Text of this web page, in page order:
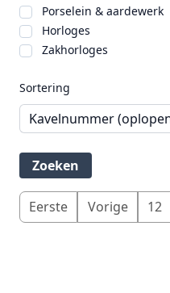
Porselein & aardewerk
Horloges
Zakhorloges
Sortering
Eerste Vorige 12